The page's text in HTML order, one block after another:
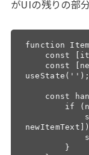
がUIの残りの部
function
useState('');